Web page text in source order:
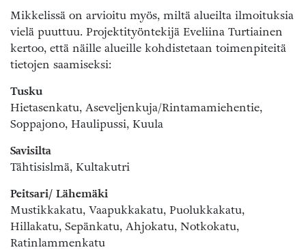
Mikkelissä on arvioitu myös, miltä alueilta ilmoituksia
vielä puuttuu. Projektityöntekijä Eveliina Turtiainen
kertoo, että näille alueille kohdistetaan toimenpiteitä
tietojen saamiseksi:
Tusku
Hietasenkatu, Aseveljenkuja/Rintamamiehentie,
Soppajono, Haulipussi, Kuula
Savisilta
Tähtisislmä, Kultakutri
Peitsari/ Lähemäki
Mustikkakatu, Vaapukkakatu, Puolukkakatu,
Hillakatu, Sepänkatu, Ahjokatu, Notkokatu,
Ratinlammenkatu